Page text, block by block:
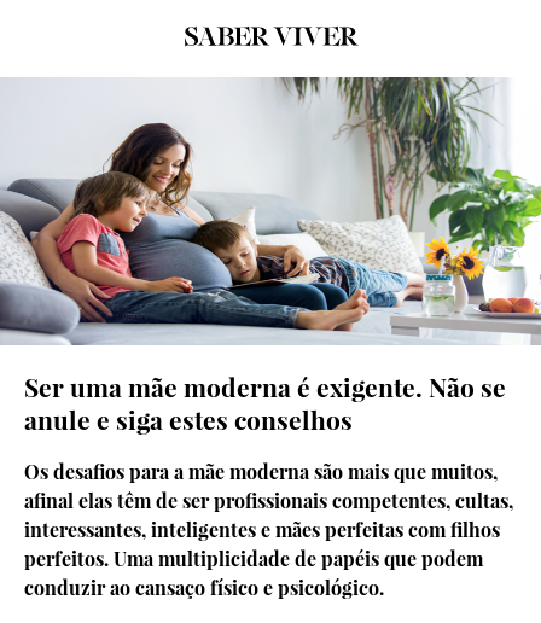
Ser uma mãe moderna é exigente. Não se
anule e siga estes conselhos
Os desafios para a mãe moderna são mais que muitos,
afinal elas têm de ser profissionais competentes, cultas,
interessantes, inteligentes e mães perfeitas com filhos
perfeitos. Uma multiplicidade de papéis que podem
conduzir ao cansaço físico e psicológico.